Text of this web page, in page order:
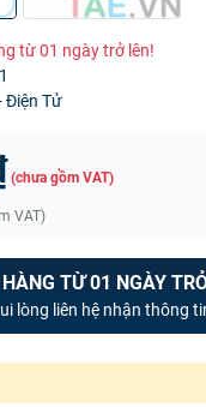
từ 01 ngày trở lên!
Điện Tử
(chưa gồm VAT)
VAT)
TỪ 01 NGÀY
lòng liên hệ nhận thông